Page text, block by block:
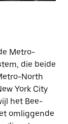
Metro-
die beide
North
York City
het Bee-
omliggende